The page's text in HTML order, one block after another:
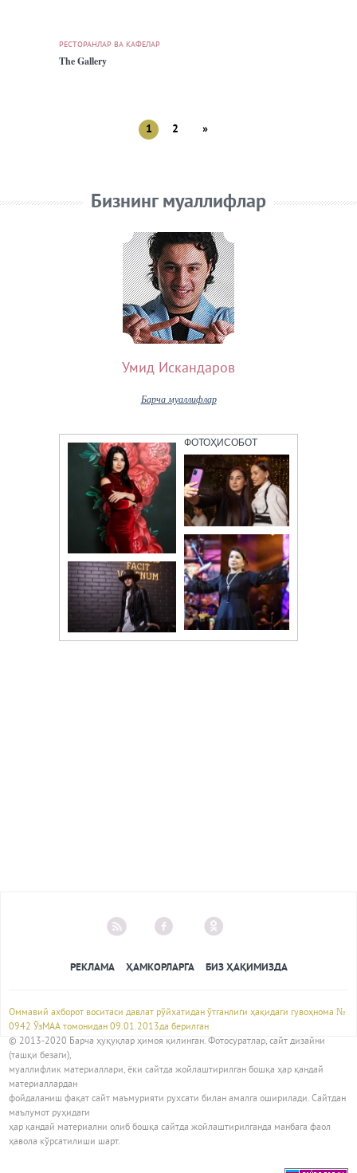
РЕСТОРАНЛАР ВА КАФЕЛАР
The Gallery
1 2 »
Бизнинг муаллифлар
Умид Искандаров
Барча муаллифлар
ФОТОҲИСОБОТ
РЕКЛАМА ҲАМКОРЛАРГА БИЗ ҲАҚИМИЗДА
Оммавий ахборот воситаси давлат рўйхатидан ўтганлиги ҳақидаги гувоҳнома №
0942 ЎзМАА томонидан 09.01.2013да берилган
© 2013-2020 Барча ҳуқуқлар ҳимоя қилинган. Фотосуратлар, сайт дизайни
(ташқи безаги),
муаллифлик материаллари, ёки сайтда жойлаштирилган бошқа ҳар қандай
материаллардан
фойдаланиш фақат сайт маъмурияти рухсати билан амалга оширилади. Сайтдан
маълумот руҳидаги
ҳар қандай материални олиб бошқа сайтда жойлаштирилганда манбага фаол
ҳавола кўрсатилиши шарт.